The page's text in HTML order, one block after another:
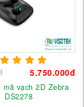
5.750.000đ
mã vạch 2D Zebra
DS2278